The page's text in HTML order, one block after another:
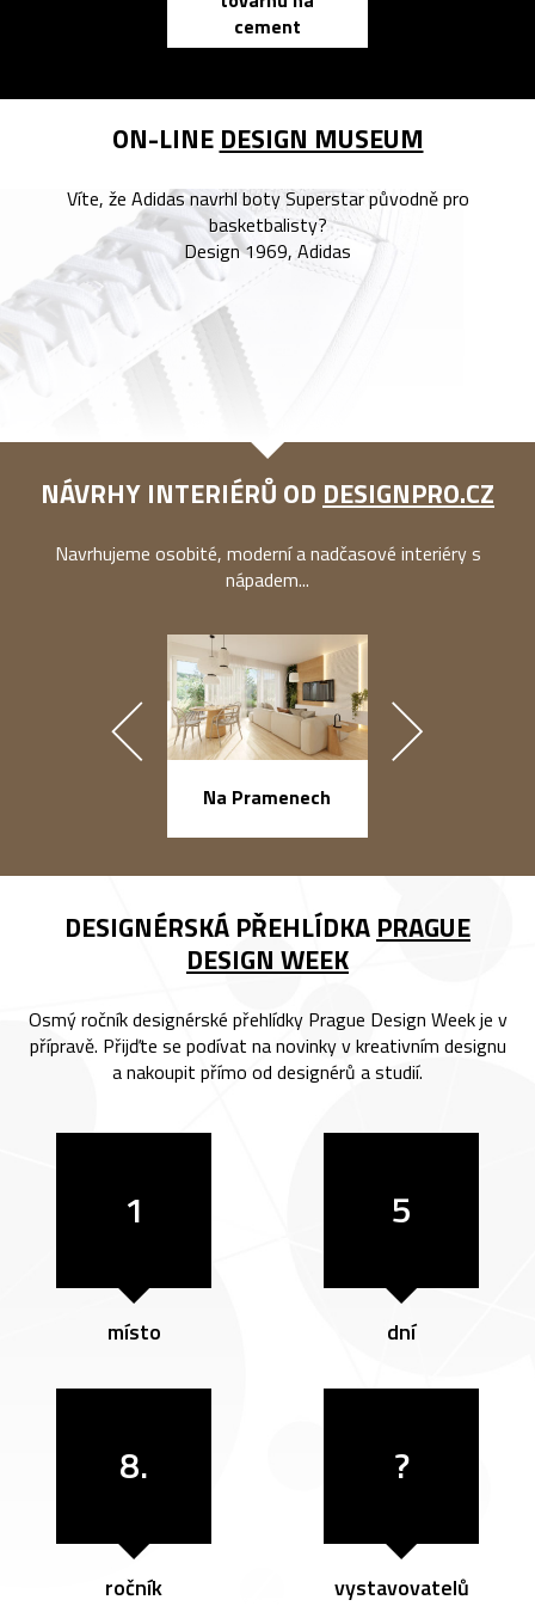
cement
ON-LINE DESIGN MUSEUM
Víte, že Adidas navrhl boty Superstar původně pro
basketbalisty?
Design 1969, Adidas
NÁVRHY INTERIÉRŮ OD DESIGNPRO.CZ
Navrhujeme osobité, moderní a nadčasové interiéry s
nápadem...
Na Pramenech
DESIGNÉRSKÁ PŘEHLÍDKA PRAGUE
DESIGN WEEK
Osmý ročník designérské přehlídky Prague Design Week je v
přípravě. Přijďte se podívat na novinky v kreativním designu
a nakoupit přímo od designérů a studií.
1
místo
5
dní
8.
ročník
?
vystavovatelů